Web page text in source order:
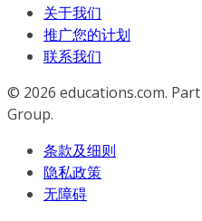
关于我们
推广您的计划
联系我们
© 2026 educations.com.
Group.
条款及细则
隐私政策
无障碍